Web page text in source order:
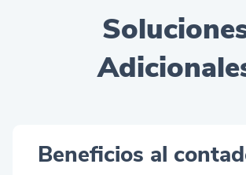
Beneficios al